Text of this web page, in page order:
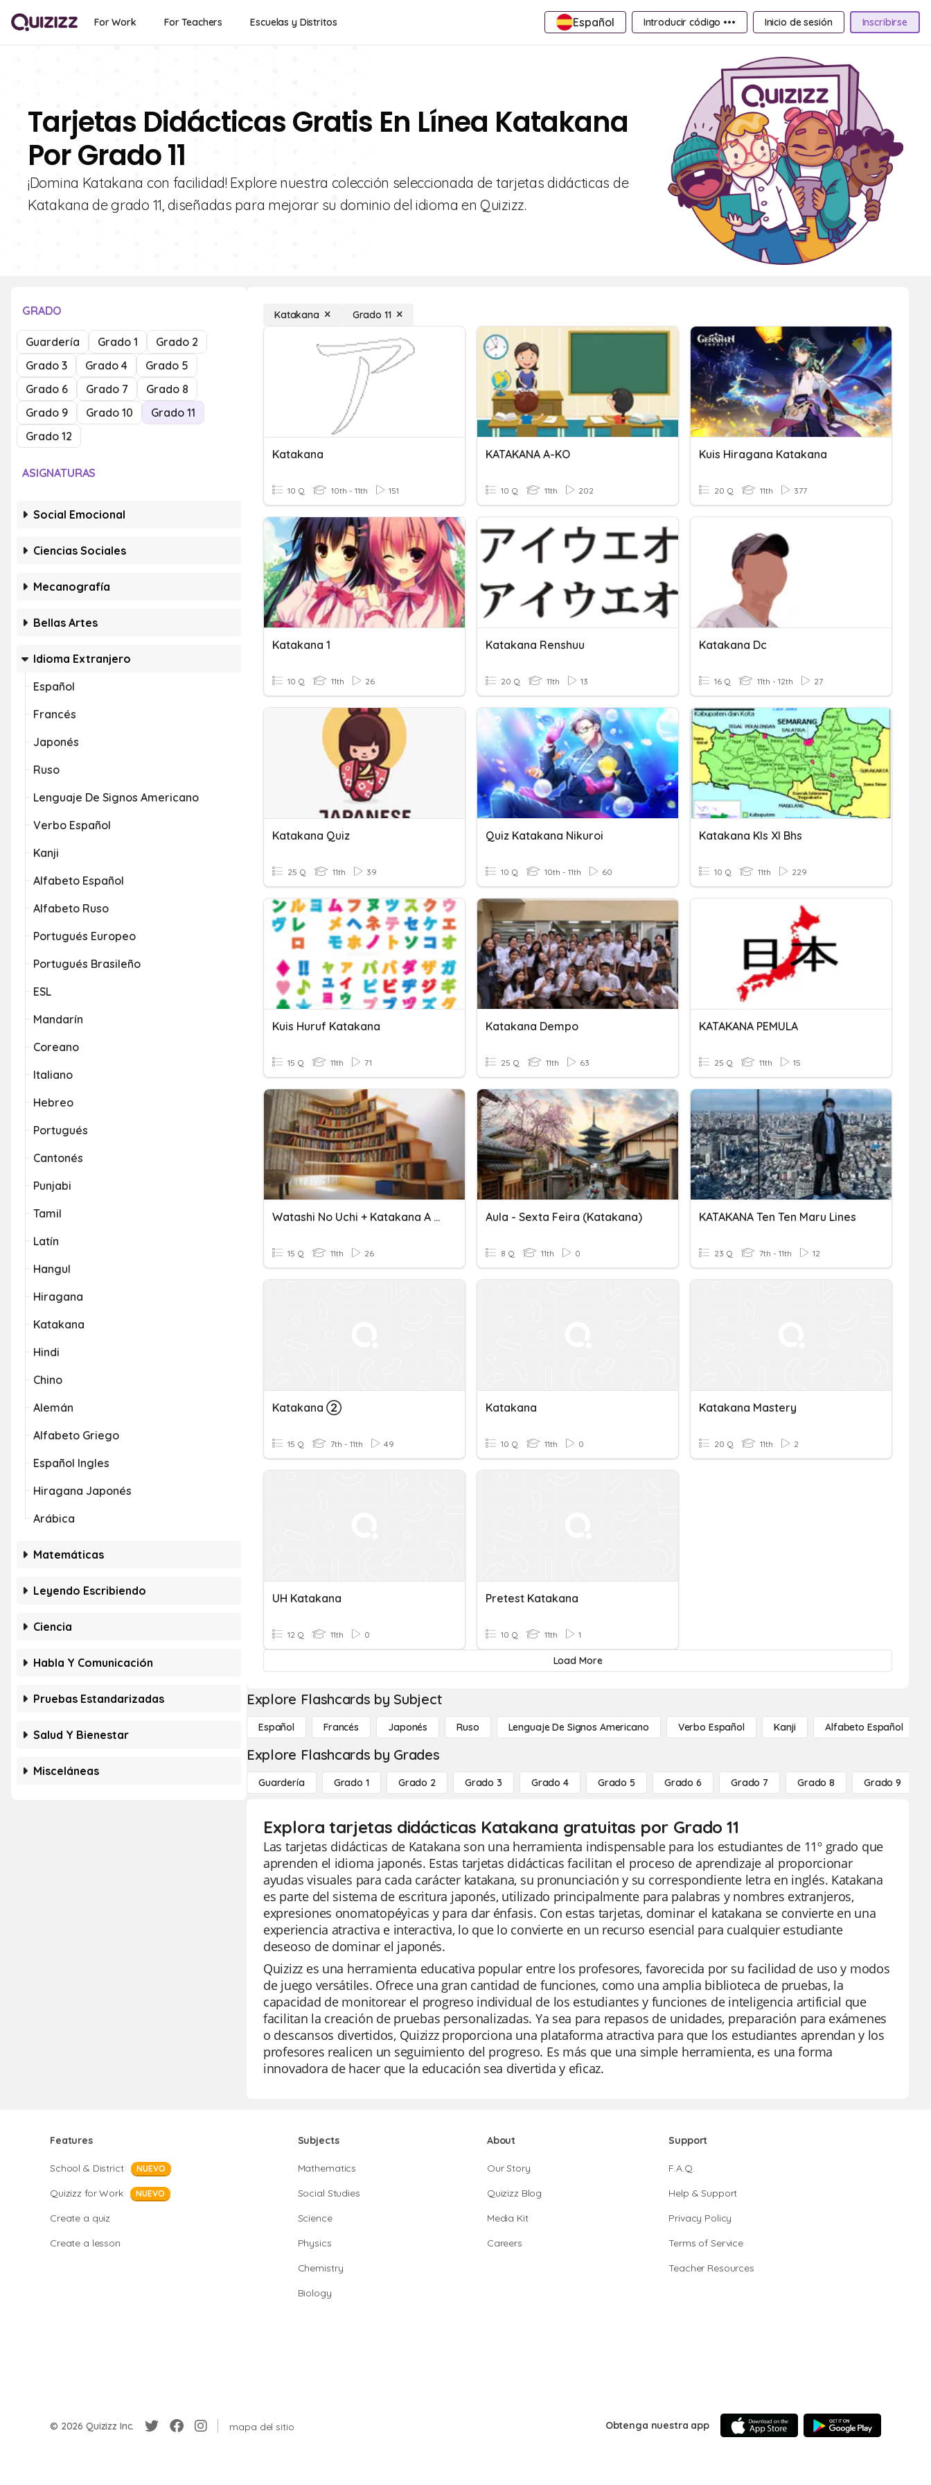
For Work For Teachers Escuelas y Distritos Español Introducir código ••• Inicio de sesión Inscribirse
Tarjetas Didácticas Gratis En Línea Katakana
Por Grado 11
¡Domina Katakana con facilidad! Explore nuestra colección seleccionada de tarjetas didácticas de
Katakana de grado 11, diseñadas para mejorar su dominio del idioma en Quizizz.
GRADO
Guardería Grado 1
Grado 2
Grado 3
Grado 4
Grado 5
Grado 6
Grado 7
Grado 8
Grado 9
Grado 10
Grado 11
Grado 12
ASIGNATURAS
Social Emocional
Ciencias Sociales
Mecanografía
Bellas Artes
Idioma Extranjero
Español
Francés
Japonés
Ruso
Lenguaje De Signos Americano
Verbo Español
Kanji
Alfabeto Español
Alfabeto Ruso
Portugués Europeo
Portugués Brasileño
ESL
Mandarín
Coreano
Italiano
Hebreo
Portugués
Cantonés
Punjabi
Tamil
Latín
Hangul
Hiragana
Katakana
Hindi
Chino
Alemán
Alfabeto Griego
Español Ingles
Hiragana Japonés
Arábica
Matemáticas
Leyendo Escribiendo
Ciencia
Habla Y Comunicación
Pruebas Estandarizadas
Salud Y Bienestar
Misceláneas
Katakana Grado 11
Katakana
10 Q 10th - 11th 151
KATAKANA A-KO
10 Q 11th 202
Kuis Hiragana Katakana
20 Q 11th 377
Katakana 1
10 Q 11th 26
Katakana Renshuu
20 Q 11th 13
Katakana Dc
16 Q 11th - 12th 27
Katakana Quiz
25 Q 11th 39
Quiz Katakana Nikuroi
10 Q 10th - 11th 60
Katakana Kls XI Bhs
10 Q 11th 229
Kuis Huruf Katakana
15 Q 11th 71
Katakana Dempo
25 Q 11th 63
KATAKANA PEMULA
25 Q 11th 15
Watashi No Uchi + Katakana A - Ko
15 Q 11th 26
Aula - Sexta Feira (Katakana)
8 Q 11th 0
KATAKANA Ten Ten Maru Lines
23 Q 7th - 11th 12
Katakana ➁
15 Q 7th - 11th 49
Katakana
10 Q 11th 0
Katakana Mastery
20 Q 11th 2
UH Katakana
12 Q 11th 0
Pretest Katakana
10 Q 11th 1
Load More
Explore Flashcards by Subject
Español Francés Japonés Ruso Lenguaje De Signos Americano Verbo Español Kanji Alfabeto Español
Explore Flashcards by Grades
Guardería Grado 1 Grado 2 Grado 3 Grado 4 Grado 5 Grado 6 Grado 7 Grado 8 Grado 9
Explora tarjetas didácticas Katakana gratuitas por Grado 11
Las tarjetas didácticas de Katakana son una herramienta indispensable para los estudiantes de 11º grado que
aprenden el idioma japonés. Estas tarjetas didácticas facilitan el proceso de aprendizaje al proporcionar
ayudas visuales para cada carácter katakana, su pronunciación y su correspondiente letra en inglés. Katakana
es parte del sistema de escritura japonés, utilizado principalmente para palabras y nombres extranjeros,
expresiones onomatopéyicas y para dar énfasis. Con estas tarjetas, dominar el katakana se convierte en una
experiencia atractiva e interactiva, lo que lo convierte en un recurso esencial para cualquier estudiante
deseoso de dominar el japonés.
Quizizz es una herramienta educativa popular entre los profesores, favorecida por su facilidad de uso y modos
de juego versátiles. Ofrece una gran cantidad de funciones, como una amplia biblioteca de pruebas, la
capacidad de monitorear el progreso individual de los estudiantes y funciones de inteligencia artificial que
facilitan la creación de pruebas personalizadas. Ya sea para repasos de unidades, preparación para exámenes
o descansos divertidos, Quizizz proporciona una plataforma atractiva para que los estudiantes aprendan y los
profesores realicen un seguimiento del progreso. Es más que una simple herramienta, es una forma
innovadora de hacer que la educación sea divertida y eficaz.
Features
School & District NUEVO
Quizizz for Work NUEVO
Create a quiz
Create a lesson
Subjects
Mathematics
Social Studies
Science
Physics
Chemistry
Biology
About
Our Story
Quizizz Blog
Media Kit
Careers
Support
F.A.Q.
Help & Support
Privacy Policy
Terms of Service
Teacher Resources
© 2026 Quizizz Inc. mapa del sitio Obtenga nuestra app